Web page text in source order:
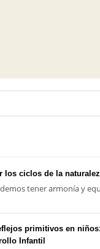
los ciclos de la
tener armonía y
primitivos en
Infantil